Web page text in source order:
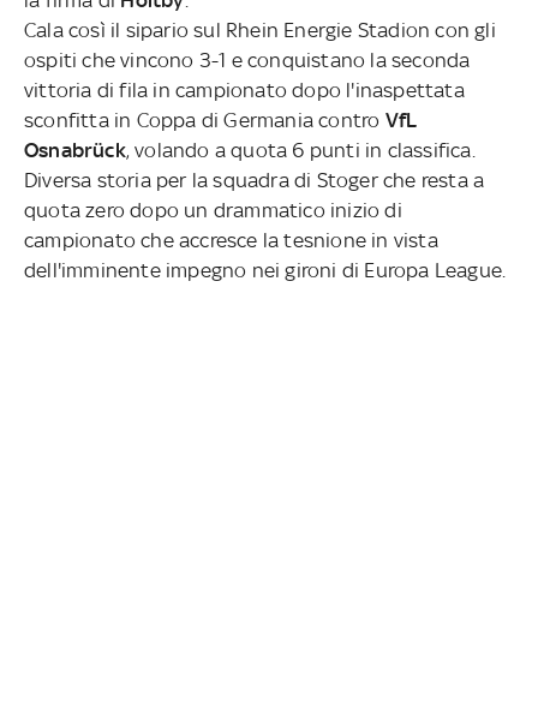
Cala così il sipario sul Rhein Energie Stadion con gli
ospiti che vincono 3-1 e conquistano la seconda
vittoria di fila in campionato dopo l'inaspettata
sconfitta in Coppa di Germania contro VfL
Osnabrück, volando a quota 6 punti in classifica.
Diversa storia per la squadra di Stoger che resta a
quota zero dopo un drammatico inizio di
campionato che accresce la tesnione in vista
dell'imminente impegno nei gironi di Europa League.